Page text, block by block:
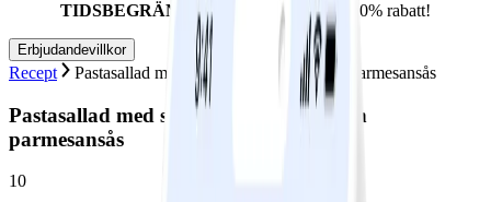
TIDSBEGRÄNSAT ERBJUDANDE: 60% rabatt!
Erbjudandevillkor
Recept Pastasallad med soltorkade tomater och parmesansås
Pastasallad med soltorkade tomater och
parmesansås
10